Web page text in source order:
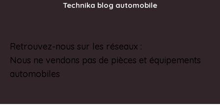
Technika blog automobile
Retrouvez-nous sur les réseaux :
Nous ne vendons pas de pièces et équipements
automobiles